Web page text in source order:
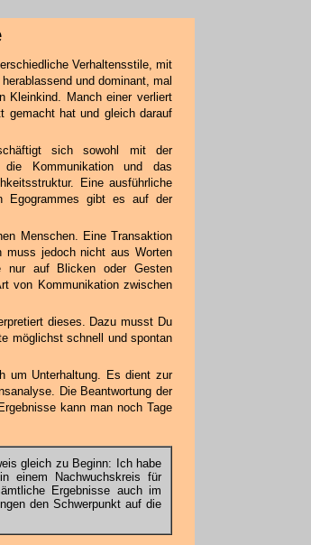
Verhaltensstile, mit
und dominant, mal
Kleinkind. Manch einer verliert
gemacht hat und gleich darauf
sich sowohl mit der
die Kommunikation und das
Eine ausführliche
Egogrammes gibt es auf der
Menschen. Eine Transaktion
muss jedoch nicht aus Worten
nur auf Blicken oder Gesten
von Kommunikation zwischen
dieses. Dazu musst Du
möglichst schnell und spontan
um Unterhaltung. Es dient zur
Die Beantwortung der
kann man noch Tage
gleich zu Beginn: Ich habe
einem Nachwuchskreis für
Ergebnisse auch im
den Schwerpunkt auf die